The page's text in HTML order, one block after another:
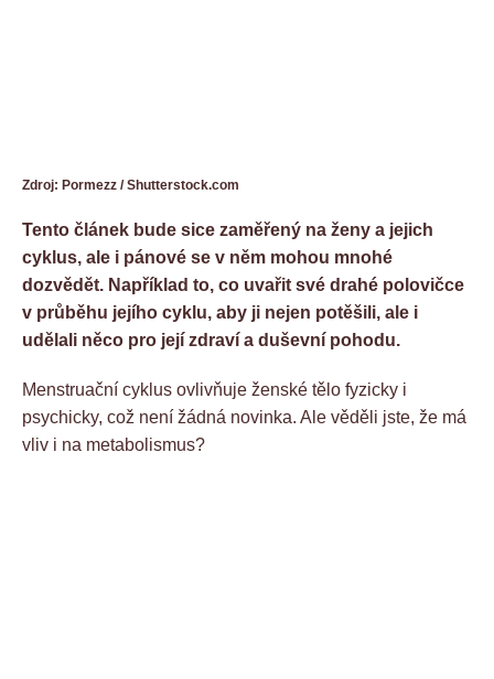
Zdroj: Pormezz / Shutterstock.com
Tento článek bude sice zaměřený na ženy a jejich
cyklus, ale i pánové se v něm mohou mnohé
dozvědět. Například to, co uvařit své drahé polovičce
v průběhu jejího cyklu, aby ji nejen potěšili, ale i
udělali něco pro její zdraví a duševní pohodu.
Menstruační cyklus ovlivňuje ženské tělo fyzicky i
psychicky, což není žádná novinka. Ale věděli jste, že má
vliv i na metabolismus?